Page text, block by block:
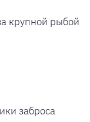
крупной рыбой
заброса